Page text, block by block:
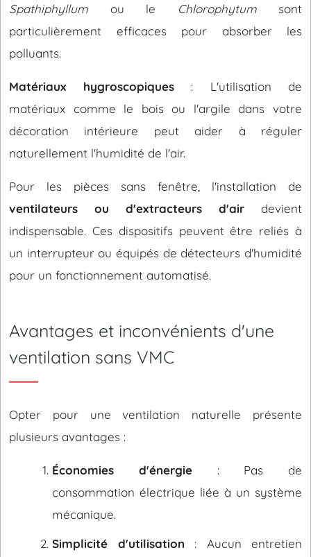
Spathiphyllum ou le Chlorophytumsont
particulièrement efficaces pour absorber les
polluants.
Matériaux hygroscopiques: L'utilisation de
matériaux comme le bois ou l'argile dans votre
décoration intérieure peut aider à réguler
naturellement l'humidité de l'air.
Pour les pièces sans fenêtre, l'installation de
ventilateurs ou d'extracteurs d'air devient
indispensable. Ces dispositifs peuvent être reliés à
un interrupteur ou équipés de détecteurs d'humidité
pour un fonctionnement automatisé.
Avantages et inconvénients d'une
ventilation sans VMC
Opter pour une ventilation naturelle présente
plusieurs avantages :
Économies d'énergie: Pas de
consommation électrique liée à un système
mécanique.
Simplicité d'utilisation : Aucun entretien